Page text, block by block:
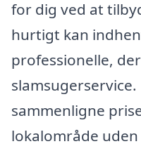
for dig ved at
hurtigt kan
professionelle,
sammenligne
lokalområde